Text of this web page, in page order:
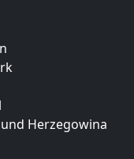
Herzegowina